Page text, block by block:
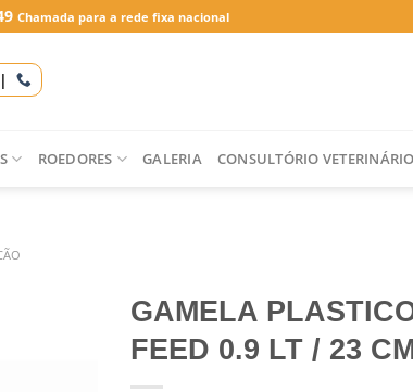
Chamada para a rede fixa nacional
ROEDORES GALERIA CONSULTÓRIO VETERINÁRIO
GAMELA
FEED 0.9 LT / 23